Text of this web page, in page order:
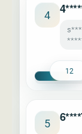
4
12
5